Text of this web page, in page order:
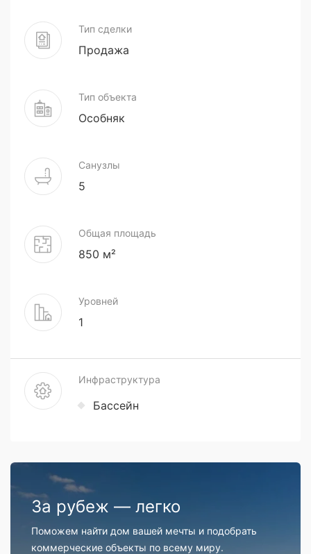
Тип сделки
Продажа
Тип объекта
Особняк
Санузлы
5
Общая площадь
850 м²
Уровней
1
Инфраструктура
Бассейн
За рубеж — легко
Поможем найти дом вашей мечты и подобрать
коммерческие объекты по всему миру.